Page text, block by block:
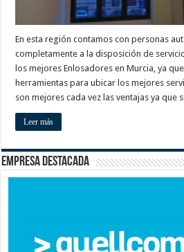
En esta región contamos con personas
completamente a la disposición de
los mejores Enlosadores en Murcia, ya
herramientas para ubicar los mejores
son mejores cada vez las ventajas ya que
Leer más
Empresa destacada